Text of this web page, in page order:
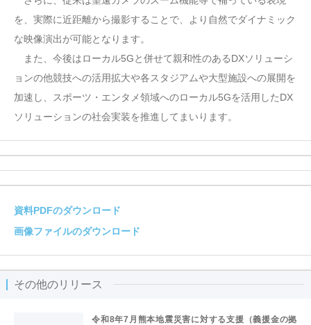
を、実際に近距離から撮影することで、より自然でダイナミック
な映像演出が可能となります。
また、今後はローカル5Gと併せて親和性のあるDXソリューシ
ョンの他競技への活用拡大や各スタジアムや大型施設への展開を
加速し、スポーツ・エンタメ領域へのローカル5Gを活用したDX
ソリューションの社会実装を推進してまいります。
資料PDFのダウンロード
画像ファイルのダウンロード
その他のリリース
令和8年7月熊本地震災害に対する支援（義援金の拠